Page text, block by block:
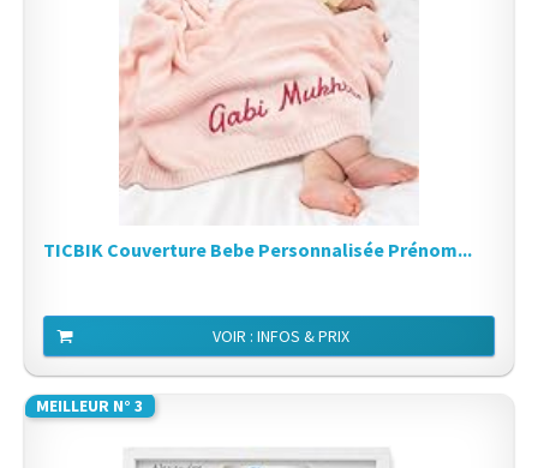
TICBIK Couverture Bebe Personnalisée Prénom...
VOIR : INFOS & PRIX
MEILLEUR N° 3